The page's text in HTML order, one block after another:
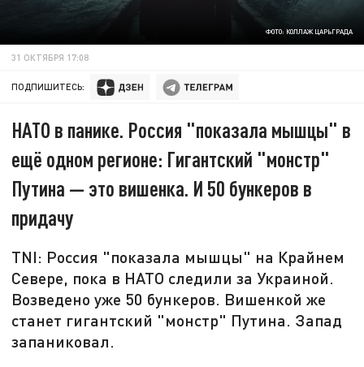
ФОТО: КОЛЛАЖ ЦАРЬГРАДА
31 ОКТЯБРЯ 17:08
ПОДПИШИТЕСЬ:
НАТО в панике. Россия "показала мышцы" в
ещё одном регионе: Гигантский "монстр"
Путина — это вишенка. И 50 бункеров в
придачу
TNI: Россия "показала мышцы" на Крайнем
Севере, пока в НАТО следили за Украиной.
Возведено уже 50 бункеров. Вишенкой же
станет гигантский "монстр" Путина. Запад
запаниковал.